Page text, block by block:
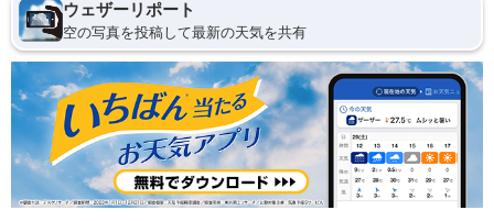
ウェザーリポート
空の写真を投稿して最新の天気を共有